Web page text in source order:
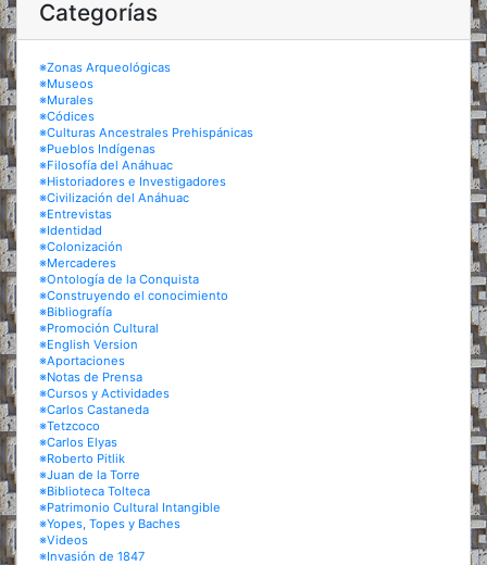
Categorías
※Zonas Arqueológicas
※Museos
※Murales
※Códices
※Culturas Ancestrales Prehispánicas
※Pueblos Indígenas
※Filosofía del Anáhuac
※Historiadores e Investigadores
※Civilización del Anáhuac
※Entrevistas
※Identidad
※Colonización
※Mercaderes
※Ontología de la Conquista
※Construyendo el conocimiento
※Bibliografía
※Promoción Cultural
※English Version
※Aportaciones
※Notas de Prensa
※Cursos y Actividades
※Carlos Castaneda
※Tetzcoco
※Carlos Elyas
※Roberto Pitlik
※Juan de la Torre
※Biblioteca Tolteca
※Patrimonio Cultural Intangible
※Yopes, Topes y Baches
※Videos
※Invasión de 1847